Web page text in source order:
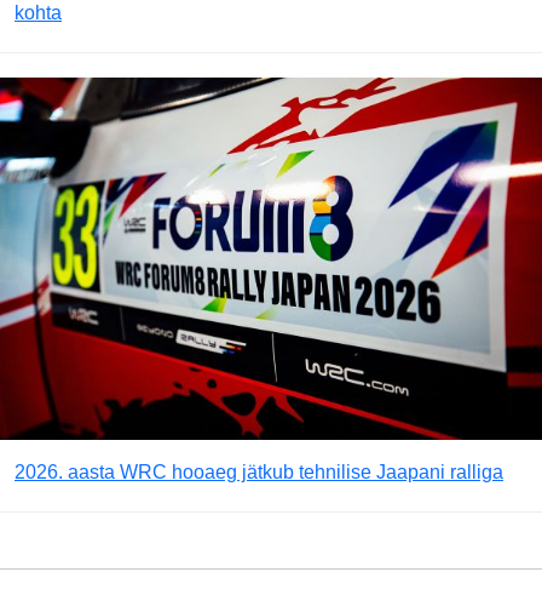
kohta
2026. aasta WRC hooaeg jätkub tehnilise Jaapani ralliga